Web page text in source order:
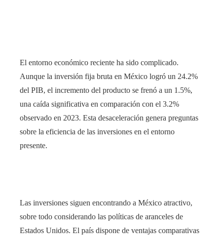
El entorno económico reciente ha sido complicado.
Aunque la inversión fija bruta en México logró un 24.2%
del PIB, el incremento del producto se frenó a un 1.5%,
una caída significativa en comparación con el 3.2%
observado en 2023. Esta desaceleración genera preguntas
sobre la eficiencia de las inversiones en el entorno
presente.
Las inversiones siguen encontrando a México atractivo,
sobre todo considerando las políticas de aranceles de
Estados Unidos. El país dispone de ventajas comparativas